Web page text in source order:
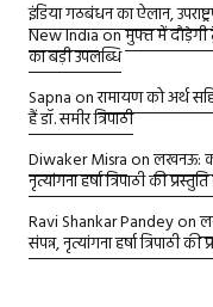
इंडिया गठबंधन का ऐलान,
New Indiaonमुफ्त में दौड़ेगी
का बड़ी उपलब्धि
Sapnaonरामायण को अर्थ
हैं डॉ. समीर त्रिपाठी
Diwaker Misraonलखनऊ:
नृत्यांगना हर्षा त्रिपाठी की
Ravi Shankar Pandeyon
संपन्न, नृत्यांगना हर्षा त्रिपाठी